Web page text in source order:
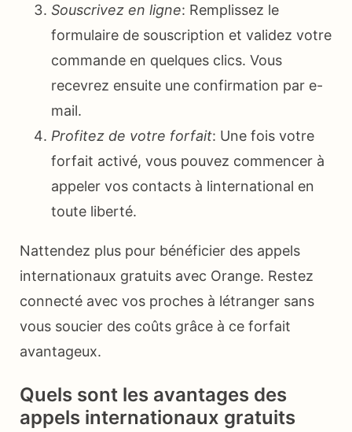
Souscrivez en ligne: Remplissez le
formulaire de souscription et validez votre
commande en quelques clics. Vous
recevrez ensuite une confirmation par e-
mail.
Profitez de votre forfait: Une fois votre
forfait activé, vous pouvez commencer à
appeler vos contacts à linternational en
toute liberté.
Nattendez plus pour bénéficier des appels
internationaux gratuits avec Orange. Restez
connecté avec vos proches à létranger sans
vous soucier des coûts grâce à ce forfait
avantageux.
Quels sont les avantages des
appels internationaux gratuits